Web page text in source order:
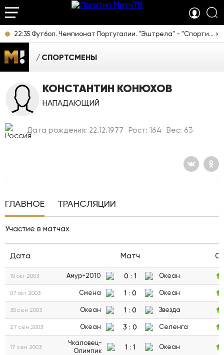
22:35 Футбол. Чемпионат Португалии. "Эштрела" - "Спортинг". Прямая трансляция
СПОРТСМЕНЫ
КОНСТАНТИН КОНЮХОВ
НАПАДАЮЩИЙ
Дата рождения: 22.12.1977 Рост: 164 Вес: 63
ГЛАВНОЕ ТРАНСЛЯЦИИ
Участие в матчах
Дата Матч
10 окт 2003 Амур-2010 0 : 1 Океан
07 окт 2003 Смена 1 : 0 Океан
30 сен 2003 Океан 1 : 0 Звезда
27 сен 2003 Океан 3 : 0 Селенга
17 сен 2003
Чкаловец-
Олимпик
1 : 1 Океан